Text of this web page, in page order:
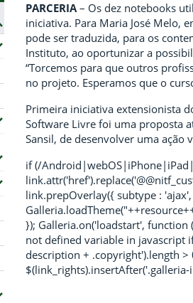
submenus)
PARCERIA– Os dez notebooks
iniciativa. Para Maria José Melo,
pode ser traduzida, para os
Instituto, ao oportunizar a
“Torcemos para que outros
no projeto. Esperamos que o
Primeira iniciativa extensionista
Software Livre foi uma proposta
Sansil, de desenvolver uma ação
if (/
link.prepOverlay({ subtype :
}); Galleria.on('loadstart',
not defined variable in javascript
description + .copyright').length